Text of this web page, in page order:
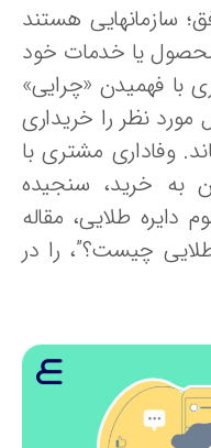
هستند
یا خدمات خود
فهمیدن «چرایی»
نظر را خریداری
مشتری با
خرید، سنجیده
طلایی، مقاله
چیست؟”، را در